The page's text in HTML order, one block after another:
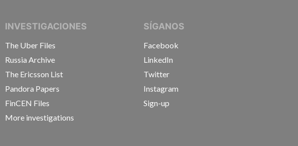
OF INVESTIGATIVE JOURNALISTS
INVESTIGACIONES
The Uber Files
Russia Archive
The Ericsson List
Pandora Papers
FinCEN Files
More investigations
SÍGANOS
Facebook
LinkedIn
Twitter
Instagram
Sign-up